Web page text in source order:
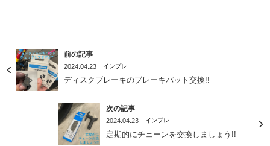
前の記事
2024.04.23 インプレ
ディスクブレーキのブレーキパット交換!!
次の記事
2024.04.23 インプレ
定期的にチェーンを交換しましょう!!